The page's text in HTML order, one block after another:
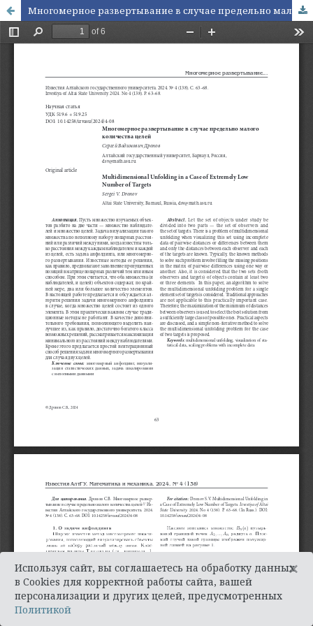
Многомерное развертывание в случае предельно малого количества целей
Используя сайт, вы соглашаетесь на обработку данных
в Cookies для корректной работы сайта, вашей
персонализации и других целей, предусмотренных
Политикой
×